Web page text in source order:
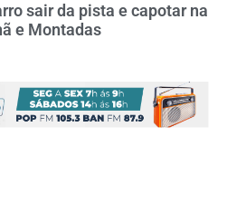
sair da pista e capotar na
e Montadas